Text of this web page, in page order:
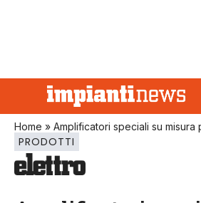
Home » Amplificatori speciali su misura
PRODOTTI